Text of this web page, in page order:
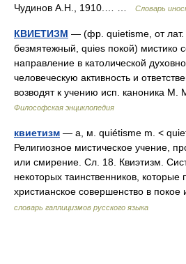
Чудинов А.Н., 1910.… …
Словарь
КВИЕТИЗМ — (фр. quietisme, от лат.
безмятежный, quies покой) мистико
направление в католической
человеческую активность и
возводят к учению исп. каноника
Философская энциклопедия
квиетизм — а, м. quiétisme m. <
Религиозное мистическое учение,
или смирение. Сл. 18. Квиэтизм.
некоторых таинственников, которые
христианское совершенство в
словарь галлицизмов русского языка